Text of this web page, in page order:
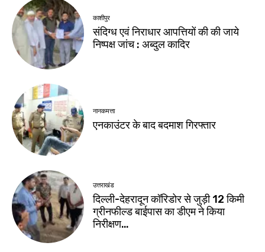
काशीपुर
संदिग्ध एवं निराधार आपत्तियों की की जाये
निष्पक्ष जांच : अब्दुल कादिर
नानकमत्ता
एनकाउंटर के बाद बदमाश गिरफ्तार
उत्तराखंड
दिल्ली-देहरादून कॉरिडोर से जुड़ी 12 किमी
ग्रीनफील्ड बाईपास का डीएम ने किया
निरीक्षण…